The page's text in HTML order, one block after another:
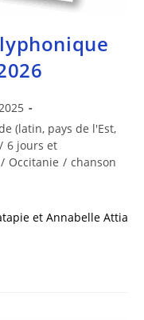
(latin, pays de l'Est,
/ 6 jours et
/ Occitanie / chanson
et Annabelle Attia